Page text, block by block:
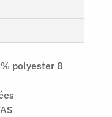
polyester 8